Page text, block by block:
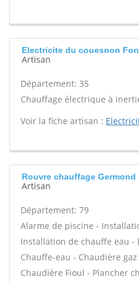
Electricite du couesnon
Artisan
Département: 35
Chauffage électrique à
Voir la fiche artisan :
Rouvre chauffage Germond
Artisan
Département: 79
Alarme de piscine -
Installation de chauffe eau -
Chauffe-eau - Chaudière
Chaudière Fioul - Plancher